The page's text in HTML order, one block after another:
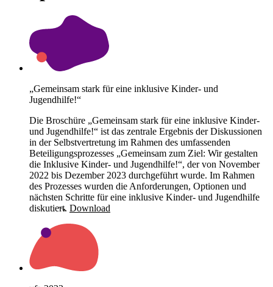
„Gemeinsam stark für eine inklusive Kinder- und
Jugendhilfe!“
Die Broschüre „Gemeinsam stark für eine inklusive Kinder-
und Jugendhilfe!“ ist das zentrale Ergebnis der Diskussionen
in der Selbstvertretung im Rahmen des umfassenden
Beteiligungsprozesses „Gemeinsam zum Ziel: Wir gestalten
die Inklusive Kinder- und Jugendhilfe!“, der von November
2022 bis Dezember 2023 durchgeführt wurde. Im Rahmen
des Prozesses wurden die Anforderungen, Optionen und
nächsten Schritte für eine inklusive Kinder- und Jugendhilfe
diskutiert. Download